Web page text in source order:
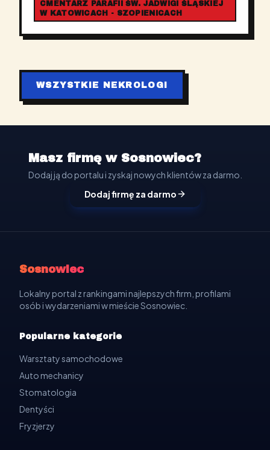
CMENTARZ PARAFII ŚW. JADWIGI ŚLĄSKIEJ
W KATOWICACH - SZOPIENICACH
WSZYSTKIE NEKROLOGI
Masz firmę w Sosnowiec?
Dodaj ją do portalu i zyskaj nowych klientów za darmo.
Dodaj firmę za darmo
Sosnowiec
Lokalny portal z rankingami najlepszych firm, profilami
osób i wydarzeniami w mieście Sosnowiec.
Popularne kategorie
Warsztaty samochodowe
Auto mechanicy
Stomatologia
Dentyści
Fryzjerzy